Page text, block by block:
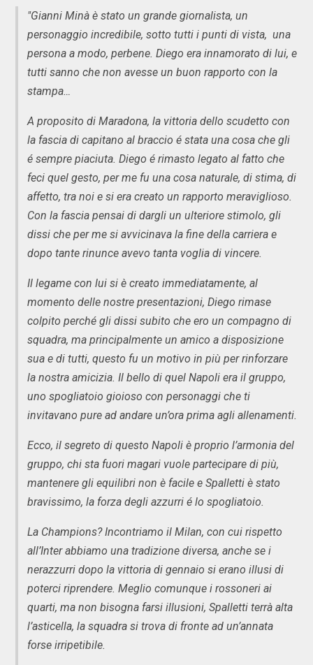
"Gianni Minà è stato un grande giornalista, un
personaggio incredibile, sotto tutti i punti di vista, una
persona a modo, perbene. Diego era innamorato di lui, e
tutti sanno che non avesse un buon rapporto con la
stampa…
A proposito di Maradona, la vittoria dello scudetto con
la fascia di capitano al braccio é stata una cosa che gli
é sempre piaciuta. Diego é rimasto legato al fatto che
feci quel gesto, per me fu una cosa naturale, di stima, di
affetto, tra noi e si era creato un rapporto meraviglioso.
Con la fascia pensai di dargli un ulteriore stimolo, gli
dissi che per me si avvicinava la fine della carriera e
dopo tante rinunce avevo tanta voglia di vincere.
Il legame con lui si è creato immediatamente, al
momento delle nostre presentazioni, Diego rimase
colpito perché gli dissi subito che ero un compagno di
squadra, ma principalmente un amico a disposizione
sua e di tutti, questo fu un motivo in più per rinforzare
la nostra amicizia. Il bello di quel Napoli era il gruppo,
uno spogliatoio gioioso con personaggi che ti
invitavano pure ad andare un’ora prima agli allenamenti.
Ecco, il segreto di questo Napoli è proprio l’armonia del
gruppo, chi sta fuori magari vuole partecipare di più,
mantenere gli equilibri non è facile e Spalletti è stato
bravissimo, la forza degli azzurri é lo spogliatoio.
La Champions? Incontriamo il Milan, con cui rispetto
all’Inter abbiamo una tradizione diversa, anche se i
nerazzurri dopo la vittoria di gennaio si erano illusi di
poterci riprendere. Meglio comunque i rossoneri ai
quarti, ma non bisogna farsi illusioni, Spalletti terrà alta
l’asticella, la squadra si trova di fronte ad un’annata
forse irripetibile.